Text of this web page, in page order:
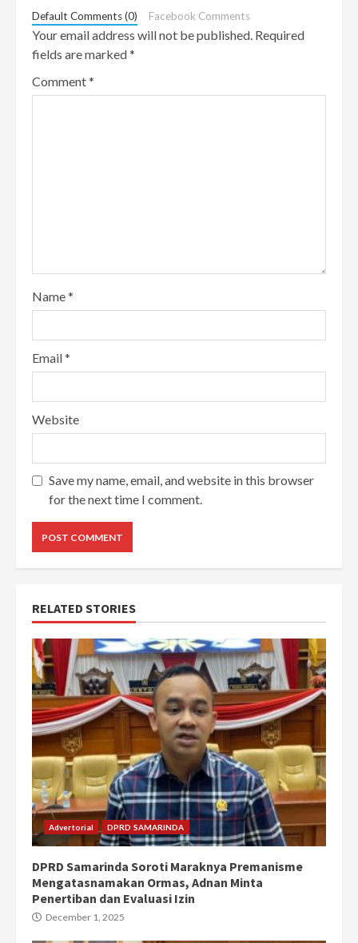
Default Comments (0) Facebook Comments
Your email address will not be published. Required
fields are marked*
Comment*
Name*
Email*
Website
Save my name, email, and website in this browser
for the next time I comment.
RELATED STORIES
Advertorial DPRD SAMARINDA
DPRD Samarinda Soroti Maraknya Premanisme
Mengatasnamakan Ormas, Adnan Minta
Penertiban dan Evaluasi Izin
December 1, 2025